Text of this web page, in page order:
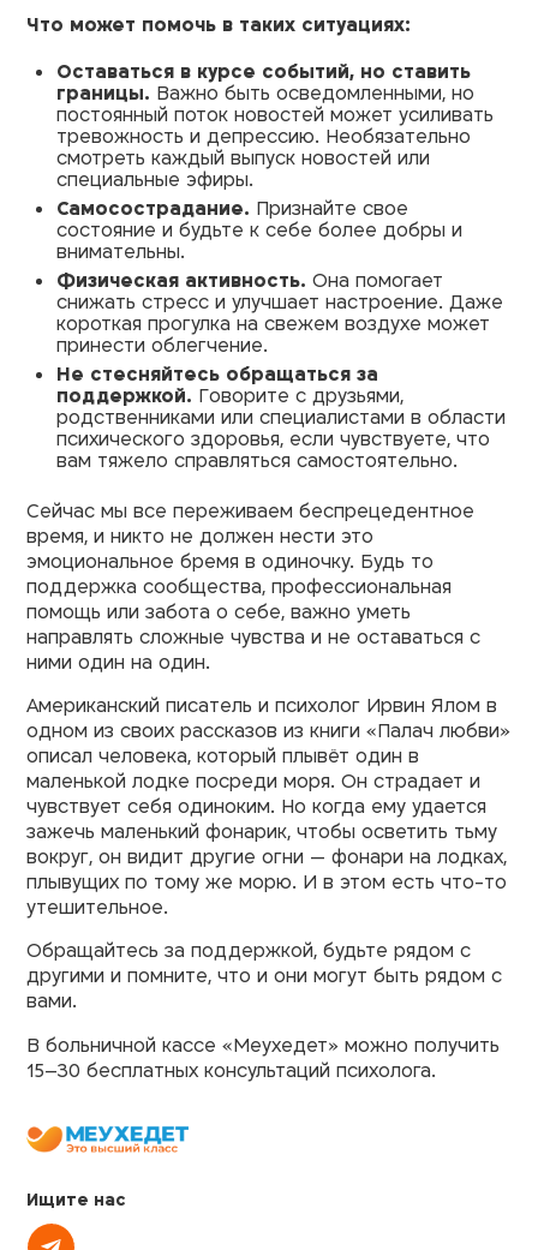
Что может помочь в таких ситуациях:
Оставаться в курсе событий, но ставить
границы. Важно быть осведомленными, но
постоянный поток новостей может усиливать
тревожность и депрессию. Необязательно
смотреть каждый выпуск новостей или
специальные эфиры.
Самосострадание. Признайте свое
состояние и будьте к себе более добры и
внимательны.
Физическая активность. Она помогает
снижать стресс и улучшает настроение. Даже
короткая прогулка на свежем воздухе может
принести облегчение.
Не стесняйтесь обращаться за
поддержкой. Говорите с друзьями,
родственниками или специалистами в области
психического здоровья, если чувствуете, что
вам тяжело справляться самостоятельно.
Сейчас мы все переживаем беспрецедентное
время, и никто не должен нести это
эмоциональное бремя в одиночку. Будь то
поддержка сообщества, профессиональная
помощь или забота о себе, важно уметь
направлять сложные чувства и не оставаться с
ними один на один.
Американский писатель и психолог Ирвин Ялом в
одном из своих рассказов из книги «Палач любви»
описал человека, который плывёт один в
маленькой лодке посреди моря. Он страдает и
чувствует себя одиноким. Но когда ему удается
зажечь маленький фонарик, чтобы осветить тьму
вокруг, он видит другие огни — фонари на лодках,
плывущих по тому же морю. И в этом есть что-то
утешительное.
Обращайтесь за поддержкой, будьте рядом с
другими и помните, что и они могут быть рядом с
вами.
В больничной кассе «Меухедет» можно получить
15–30 бесплатных консультаций психолога.
Ищите нас